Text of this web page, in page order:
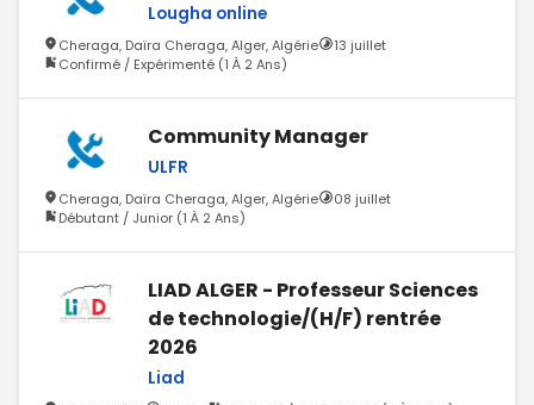
Lougha online
Cheraga, Daïra Cheraga, Alger, Algérie
13 juillet
Confirmé / Expérimenté (1 À 2 Ans)
Community Manager
ULFR
Cheraga, Daïra Cheraga, Alger, Algérie
08 juillet
Débutant / Junior (1 À 2 Ans)
LIAD ALGER - Professeur Sciences
de technologie/(H/F) rentrée
2026
Liad